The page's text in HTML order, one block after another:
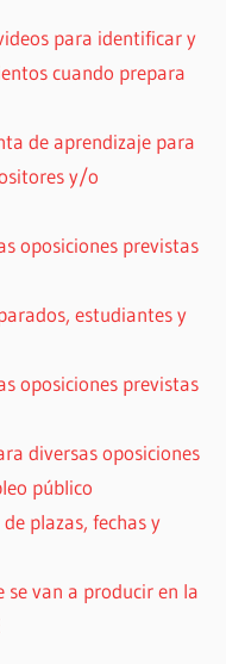
para identificar y
cuando prepara
de aprendizaje para
y/o
oposiciones previstas
estudiantes y
oposiciones previstas
diversas oposiciones
público
plazas, fechas y
van a producir en la